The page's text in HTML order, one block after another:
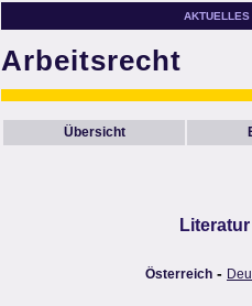
AKTUELLES
Arbeitsrecht
Übersicht
Österreich -